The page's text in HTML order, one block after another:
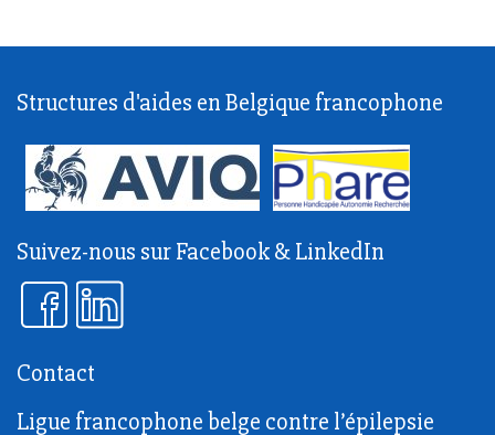
Structures d'aides en Belgique francophone
Suivez-nous sur Facebook & LinkedIn
Contact
Ligue francophone belge contre l’épilepsie